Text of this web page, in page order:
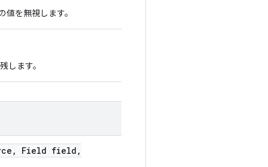
値を無視します。
します。
, Field field ,